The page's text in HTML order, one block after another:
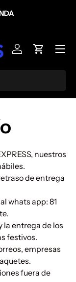
Iniciar sesión
Carrito
Menú
nuestros
de entrega
whats app: 81
la entrega de los
festivos.
empresas
fuera de